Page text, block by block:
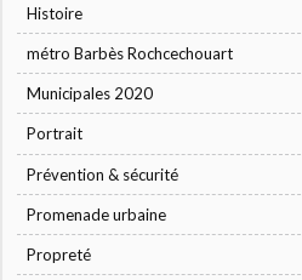
Histoire
métro Barbès Rochcechouart
Municipales 2020
Portrait
Prévention & sécurité
Promenade urbaine
Propreté